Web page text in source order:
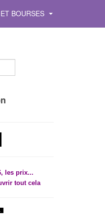
BOURSES
tout cela
tout cela